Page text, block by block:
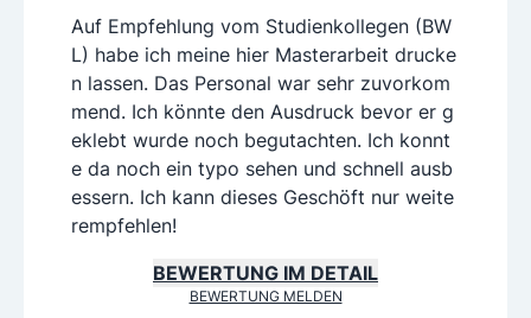
Auf Empfehlung vom Studienkollegen (BW
L) habe ich meine hier Masterarbeit drucke
n lassen. Das Personal war sehr zuvorkom
mend. Ich könnte den Ausdruck bevor er g
eklebt wurde noch begutachten. Ich konnt
e da noch ein typo sehen und schnell ausb
essern. Ich kann dieses Geschöft nur weite
rempfehlen!
BEWERTUNG IM DETAIL
BEWERTUNG MELDEN